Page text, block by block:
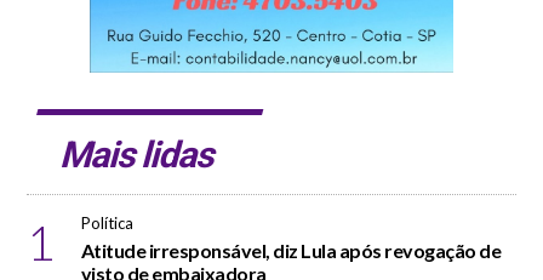
Mais lidas
1 Política
Atitude irresponsável, diz Lula após revogação de
visto de embaixadora